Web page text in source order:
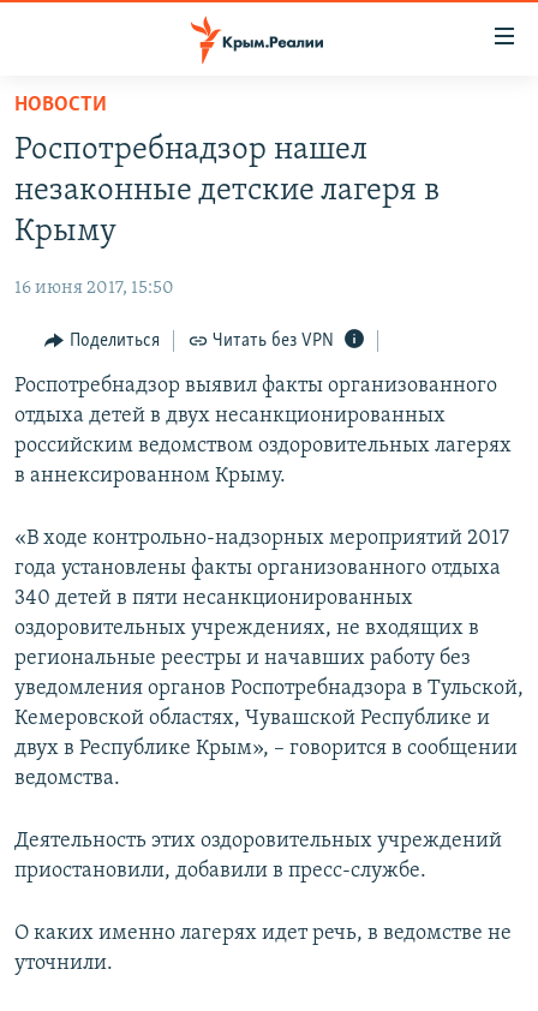
Вернуться
основному
содержанию
Вернутся
главной
Вернутся
поиску
СПЕЦПРОЕКТЫ
11 ЛЕТ ОККУПАЦИИ КРЫМА. 11 ИСТОРИЙ СОПРОТИВЛЕНИЯ
ВОДА
ЕЩЕ
ИНТЕРАКТИВ
ИНФОГРАФИКА
ТЕЛЕПРОЕКТ КРЫМ.РЕАЛИИ
СОВЕТЫ ПРАВОЗАЩИТНИКОВ
ПОБЕДИТЕЛЕЙ НЕ СУДЯТ?
КРЫМ.НЕПОКОРЕННЫЙ
УКРАИНСКАЯ ПРОБЛЕМА КРЫМА
РАДІО СВОБОДА
КАК ОБОЙТИ БЛОКИРОВКУ
Українською
Qırımtatar
Все сайты RFE/RL
НОВОСТИ
Роспотребнадзор нашел
незаконные детские лагеря в
Крыму
16 июня 2017, 15:50
Поделиться Читать без VPN
Роспотребнадзор выявил факты организованного
отдыха детей в двух несанкционированных
российским ведомством оздоровительных лагерях
в аннексированном Крыму.
«В ходе контрольно-надзорных мероприятий 2017
года установлены факты организованного отдыха
340 детей в пяти несанкционированных
оздоровительных учреждениях, не входящих в
региональные реестры и начавших работу без
уведомления органов Роспотребнадзора в Тульской,
Кемеровской областях, Чувашской Республике и
двух в Республике Крым», – говорится в сообщении
ведомства.
Деятельность этих оздоровительных учреждений
приостановили, добавили в пресс-службе.
О каких именно лагерях идет речь, в ведомстве не
уточнили.